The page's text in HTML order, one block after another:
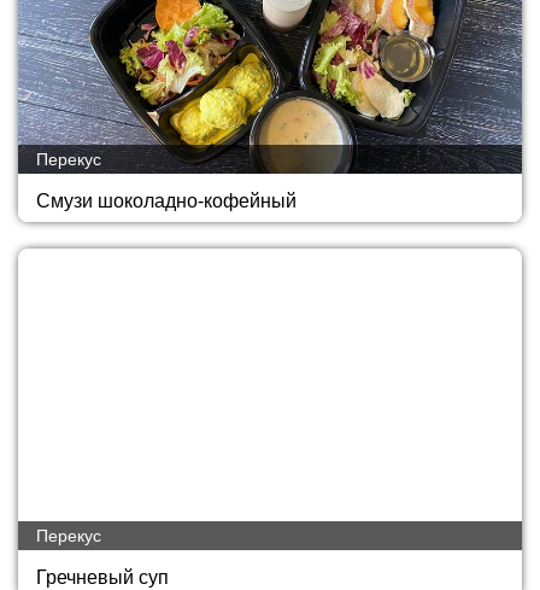
Смузи шоколадно-кофейный
Перекус
Гречневый суп
Перекус